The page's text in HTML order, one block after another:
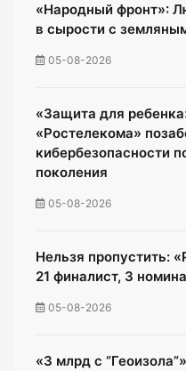
«Народный фронт»:
в сырости с
05-08-2026
«Защита для
«Ростелекома»
кибербезопасности
поколения
05-08-2026
Нельзя пропустить:
21 финалист, 3
05-08-2026
«3 млрд с